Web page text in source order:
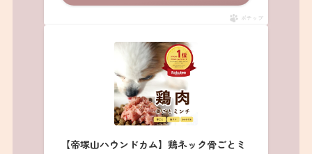
ポチップ
【帝塚山ハウンドカム】鶏ネック骨ごとミ